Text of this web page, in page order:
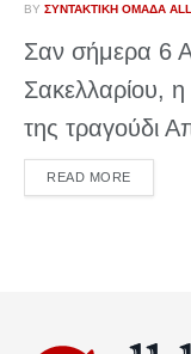
BY ΣΥΝΤΑΚΤΙΚΉ ΟΜΆΔΑ
Σαν σήμερα 6
Σακελλαρίου,
της τραγούδι
READ MOREDETAILS